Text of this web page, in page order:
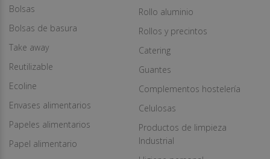
Bolsas
Bolsas de basura
Take away
Reutilizable
Ecoline
Envases alimentarios
Papeles alimentarios
Papel alimentario
Rollo aluminio
Rollos y precintos
Catering
Guantes
Complementos hostelería
Celulosas
Productos de limpieza
Industrial